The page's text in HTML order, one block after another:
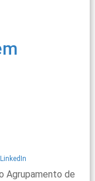
Agrupamento de